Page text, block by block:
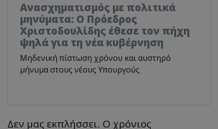
Ανασχηματισμός με πολιτικά
μηνύματα: Ο Πρόεδρος
Χριστοδουλίδης έθεσε τον πήχη
ψηλά για τη νέα κυβέρνηση
Μηδενική πίστωση χρόνου και αυστηρό
μήνυμα στους νέους Υπουργούς
Δεν μας εκπλήσσει. Ο χρόνιος